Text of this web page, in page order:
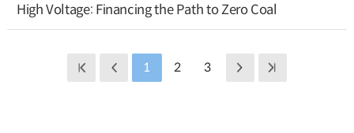
High Voltage: Financing the Path to Zero Coal
1 2 3